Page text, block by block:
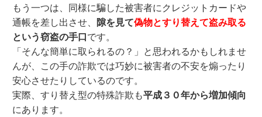
もう一つは、同様に騙した被害者にクレジットカードや
通帳を差し出させ、 隙を見て偽物とすり替えて盗み取る
という窃盗の手口です。
「そんな簡単に取られるの？」と思われるかもしれませ
んが、この手の詐欺では巧妙に被害者の不安を煽ったり
安心させたりしているのです。
実際、すり替え型の特殊詐欺も平成３０年から増加傾向
にあります。